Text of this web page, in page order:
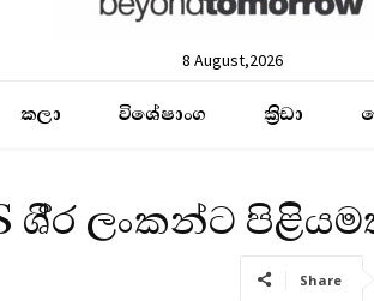
8 August,2026
කලා විශේෂාංග ක්‍රිඩා
ලංකන්ට
Share